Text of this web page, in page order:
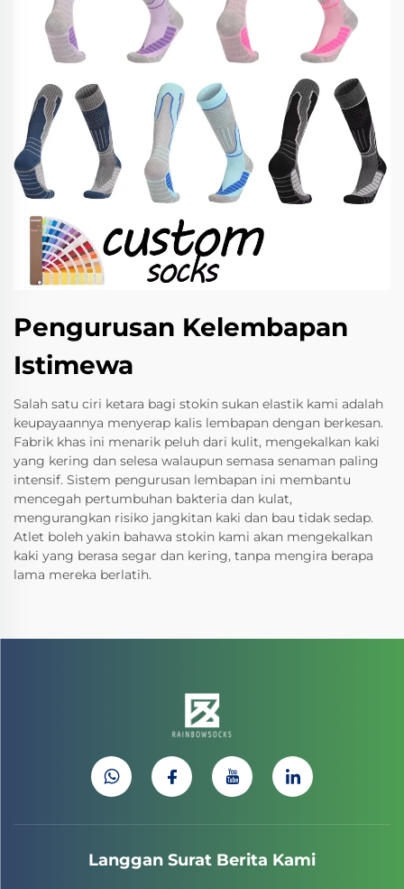
Pengurusan Kelembapan
Istimewa
Salah satu ciri ketara bagi stokin sukan elastik kami adalah
keupayaannya menyerap kalis lembapan dengan berkesan.
Fabrik khas ini menarik peluh dari kulit, mengekalkan kaki
yang kering dan selesa walaupun semasa senaman paling
intensif. Sistem pengurusan lembapan ini membantu
mencegah pertumbuhan bakteria dan kulat,
mengurangkan risiko jangkitan kaki dan bau tidak sedap.
Atlet boleh yakin bahawa stokin kami akan mengekalkan
kaki yang berasa segar dan kering, tanpa mengira berapa
lama mereka berlatih.
Langgan Surat Berita Kami